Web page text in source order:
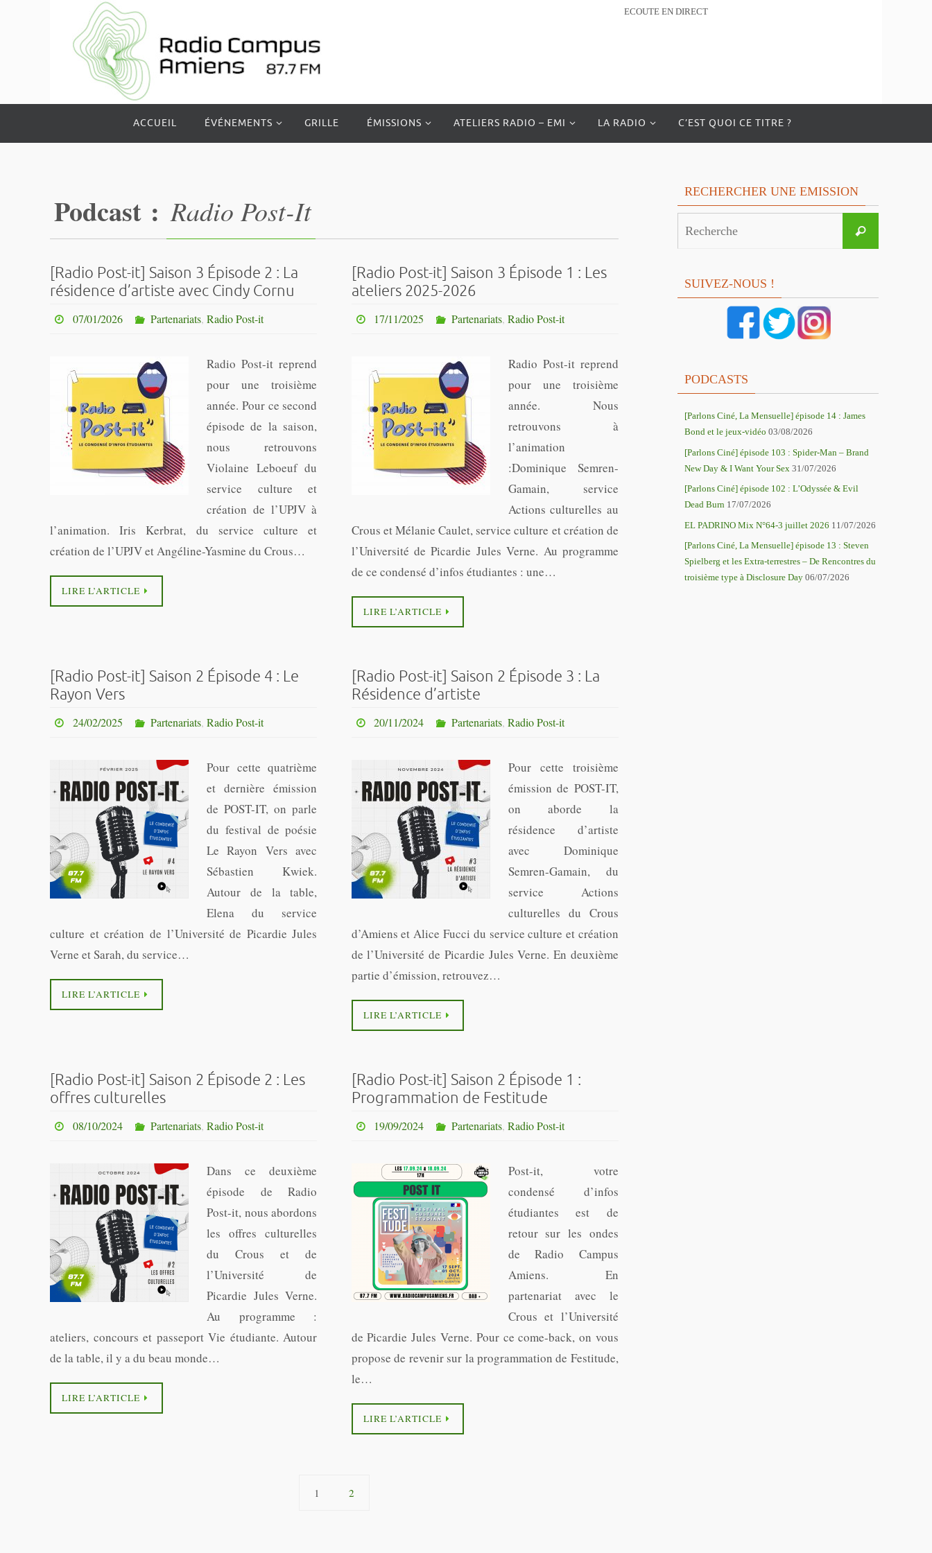
ECOUTE EN DIRECT
le
ACCUEIL ÉVÉNEMENTS GRILLE ÉMISSIONS ATELIERS RADIO – EMI LA RADIO C’EST QUOI CE TITRE ?
Podcast : Radio Post-It
[Radio Post-it] Saison 3 Épisode 2 : La
résidence d’artiste avec Cindy Cornu
07/01/2026 Partenariats, Radio Post-it
Radio Post-it reprend
pour une troisième
année. Pour ce second
épisode de la saison,
nous retrouvons
Violaine Leboeuf du
service culture et
création de l’UPJV à
l’animation. Iris Kerbrat, du service culture et
création de l’UPJV et Angéline-Yasmine du Crous…
LIRE L’ARTICLE
[Radio Post-it] Saison 3 Épisode 1 : Les
ateliers 2025-2026
17/11/2025 Partenariats,Radio Post-it
Radio Post-it reprend
pour une troisième
année. Nous
retrouvons à
l’animation
:Dominique Semren-
Gamain, service
Actions culturelles au
Crous et Mélanie Caulet, service culture et création de
l’Université de Picardie Jules Verne. Au programme
de ce condensé d’infos étudiantes : une…
LIRE L’ARTICLE
[Radio Post-it] Saison 2 Épisode 4 : Le
Rayon Vers
24/02/2025 Partenariats, Radio Post-it
Pour cette quatrième
et dernière émission
de POST-IT, on parle
du festival de poésie
Le Rayon Vers avec
Sébastien Kwiek.
Autour de la table,
Elena du service
culture et création de l’Université de Picardie Jules
Verne et Sarah, du service…
LIRE L’ARTICLE
[Radio Post-it] Saison 2 Épisode 3 : La
Résidence d’artiste
20/11/2024 Partenariats,Radio Post-it
Pour cette troisième
émission de POST-IT,
on aborde la
résidence d’artiste
avec Dominique
Semren-Gamain, du
service Actions
culturelles du Crous
d’Amiens et Alice Fucci du service culture et création
de l’Université de Picardie Jules Verne. En deuxième
partie d’émission, retrouvez…
LIRE L’ARTICLE
[Radio Post-it] Saison 2 Épisode 2 : Les
offres culturelles
08/10/2024 Partenariats, Radio Post-it
Dans ce deuxième
épisode de Radio
Post-it, nous abordons
les offres culturelles
du Crous et de
l’Université de
Picardie Jules Verne.
Au programme :
ateliers, concours et passeport Vie étudiante. Autour
de la table, il y a du beau monde…
LIRE L’ARTICLE
[Radio Post-it] Saison 2 Épisode 1 :
Programmation de Festitude
19/09/2024 Partenariats,Radio Post-it
Post-it, votre
condensé d’infos
étudiantes est de
retour sur les ondes
de Radio Campus
Amiens. En
partenariat avec le
Crous et l’Université
de Picardie Jules Verne. Pour ce come-back, on vous
propose de revenir sur la programmation de Festitude,
le…
LIRE L’ARTICLE
1 2
RECHERCHER UNE EMISSION
Recherche
SUIVEZ-NOUS !
PODCASTS
[Parlons Ciné, La Mensuelle] épisode 14 : James
Bond et le jeux-vidéo 03/08/2026
[Parlons Ciné] épisode 103 : Spider-Man – Brand
New Day & I Want Your Sex 31/07/2026
[Parlons Ciné] épisode 102 : L’Odyssée & Evil
Dead Burn 17/07/2026
EL PADRINO Mix N°64-3 juillet 2026 11/07/2026
[Parlons Ciné, La Mensuelle] épisode 13 : Steven
Spielberg et les Extra-terrestres – De Rencontres du
troisième type à Disclosure Day 06/07/2026